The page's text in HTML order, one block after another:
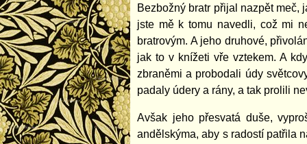
Bezbožný bratr přijal nazpět meč,
jste mě k tomu navedli, což mi
bratrovým. A jeho druhové,
jak to v knížeti vře vztekem. A
zbraněmi a probodali údy
padaly údery a rány, a tak prolili
Avšak jeho přesvatá duše,
andělskýma, aby s radostí patřila